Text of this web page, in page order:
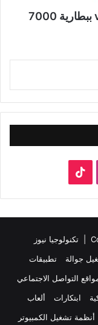
فيفو تكشف رسميا عن vivo X Fold 6 ببطارية 7000
تكنولوجيا نيوز
جوالة
تطبيقات
التواصل الاجتماعي
ابتكارات
ألعاب
أنظمة تشغيل الكمبيوتر